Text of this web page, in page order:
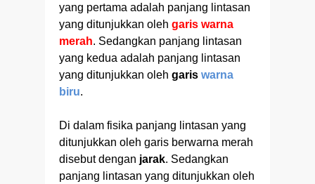
yang pertama adalah panjang lintasan
yang ditunjukkan oleh garis warna
merah. Sedangkan panjang lintasan
yang kedua adalah panjang lintasan
yang ditunjukkan oleh garis warna
biru.
Di dalam fisika panjang lintasan yang
ditunjukkan oleh garis berwarna merah
disebut dengan jarak. Sedangkan
panjang lintasan yang ditunjukkan oleh